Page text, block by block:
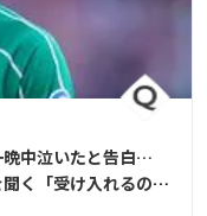
晩中泣いたと告白…
く「受け入れるのは